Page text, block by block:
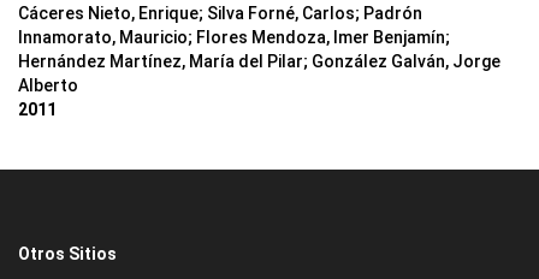
Cáceres Nieto, Enrique; Silva Forné, Carlos; Padrón
Innamorato, Mauricio; Flores Mendoza, Imer Benjamín;
Hernández Martínez, María del Pilar; González Galván, Jorge
Alberto
2011
Otros Sitios